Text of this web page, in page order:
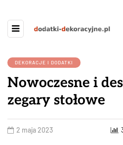
DEKORACJE I DODATKI
Nowoczesne i
zegary stołowe
2 maja 2023